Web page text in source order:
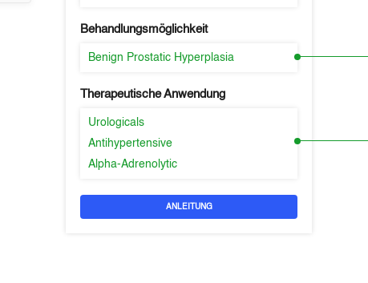
Behandlungsmöglichkeit
Benign Prostatic Hyperplasia
Therapeutische Anwendung
Urologicals
Antihypertensive
Alpha-Adrenolytic
ANLEITUNG